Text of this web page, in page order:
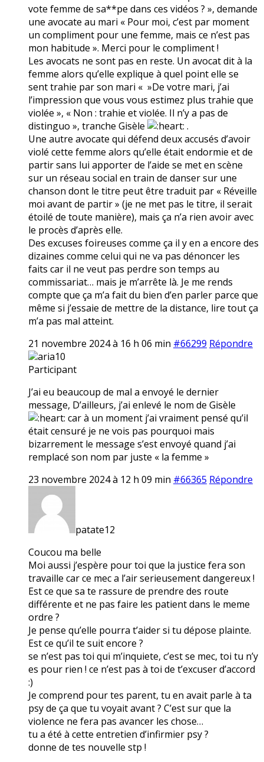
vote femme de sa**pe dans ces vidéos ? », demande
une avocate au mari « Pour moi, c’est par moment
un compliment pour une femme, mais ce n’est pas
mon habitude ». Merci pour le compliment !
Les avocats ne sont pas en reste. Un avocat dit à la
femme alors qu’elle explique à quel point elle se
sent trahie par son mari « »De votre mari, j’ai
l’impression que vous vous estimez plus trahie que
violée », « Non : trahie et violée. Il n’y a pas de
distinguo », tranche Gisèle
.
Une autre avocate qui défend deux accusés d’avoir
violé cette femme alors qu’elle était endormie et de
partir sans lui apporter de l’aide se met en scène
sur un réseau social en train de danser sur une
chanson dont le titre peut être traduit par « Réveille
moi avant de partir » (je ne met pas le titre, il serait
étoilé de toute manière), mais ça n’a rien avoir avec
le procès d’après elle.
Des excuses foireuses comme ça il y en a encore des
dizaines comme celui qui ne va pas dénoncer les
faits car il ne veut pas perdre son temps au
commissariat… mais je m’arrête là. Je me rends
compte que ça m’a fait du bien d’en parler parce que
même si j’essaie de mettre de la distance, lire tout ça
m’a pas mal atteint.
21 novembre 2024 à 16 h 06 min #66299 Répondre
aria10
Participant
J’ai eu beaucoup de mal a envoyé le dernier
message, D’ailleurs, j’ai enlevé le nom de Gisèle
car à un moment j’ai vraiment pensé qu’il
était censuré je ne vois pas pourquoi mais
bizarrement le message s’est envoyé quand j’ai
remplacé son nom par juste « la femme »
23 novembre 2024 à 12 h 09 min #66365 Répondre
patate12
Coucou ma belle
Moi aussi j’espère pour toi que la justice fera son
travaille car ce mec a l’air serieusement dangereux !
Est ce que sa te rassure de prendre des route
différente et ne pas faire les patient dans le meme
ordre ?
Je pense qu’elle pourra t’aider si tu dépose plainte.
Est ce qu’il te suit encore ?
se n’est pas toi qui m’inquiete, c’est se mec, toi tu n’y
es pour rien ! ce n’est pas à toi de t’excuser d’accord
:)
Je comprend pour tes parent, tu en avait parle à ta
psy de ça que tu voyait avant ? C’est sur que la
violence ne fera pas avancer les chose…
tu a été à cette entretien d’infirmier psy ?
donne de tes nouvelle stp !